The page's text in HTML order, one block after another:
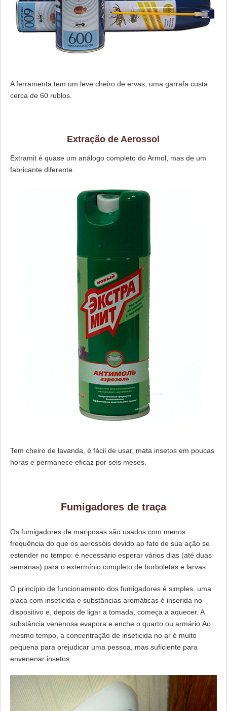
A ferramenta tem um leve cheiro de ervas, uma garrafa custa
cerca de 60 rublos.
Extração de Aerossol
Extramit é quase um análogo completo do Armol, mas de um
fabricante diferente.
Tem cheiro de lavanda, é fácil de usar, mata insetos em poucas
horas e permanece eficaz por seis meses.
Fumigadores de traça
Os fumigadores de mariposas são usados ​​com menos
frequência do que os aerossóis devido ao fato de sua ação se
estender no tempo: é necessário esperar vários dias (até duas
semanas) para o extermínio completo de borboletas e larvas.
O princípio de funcionamento dos fumigadores é simples: uma
placa com inseticida e substâncias aromáticas é inserida no
dispositivo e, depois de ligar a tomada, começa a aquecer. A
substância venenosa evapora e enche o quarto ou armário.Ao
mesmo tempo, a concentração de inseticida no ar é muito
pequena para prejudicar uma pessoa, mas suficiente para
envenenar insetos.